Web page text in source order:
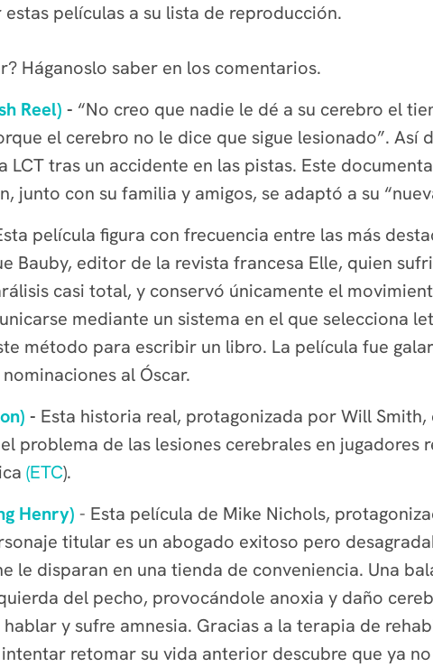
películas a su lista de reproducción.
Háganoslo saber en los comentarios.
Reel) - “No creo que nadie le dé a su cerebro el
el cerebro no le dice que sigue lesionado”. Así
LCT tras un accidente en las pistas. Este
junto con su familia y amigos, se adaptó a su
película figura con frecuencia entre las más
Bauby, editor de la revista francesa Elle, quien
casi total, y conservó únicamente el
mediante un sistema en el que selecciona
método para escribir un libro. La película fue
al Óscar.
- Esta historia real, protagonizada por Will
problema de las lesiones cerebrales en jugadores
(ETC).
Henry) - Esta película de Mike Nichols,
titular es un abogado exitoso pero
le disparan en una tienda de conveniencia. Una
del pecho, provocándole anoxia y daño
y sufre amnesia. Gracias a la terapia de
retomar su vida anterior descubre que ya